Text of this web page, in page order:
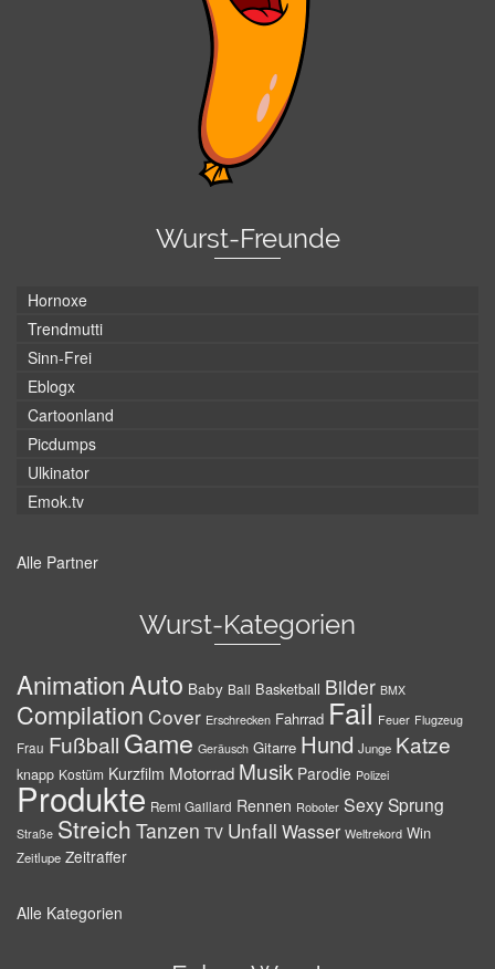
Wurst-Freunde
Hornoxe
Trendmutti
Sinn-Frei
Eblogx
Cartoonland
Picdumps
Ulkinator
Emok.tv
Alle Partner
Wurst-Kategorien
AnimationAuto Baby Ball Basketball Bilder BMX
Compilation Cover Erschrecken Fahrrad Fail Feuer Flugzeug
Frau Fußball Game Geräusch Gitarre Hund Junge Katze
knapp Kostüm Kurzfilm Motorrad Musik Parodie Polizei
Produkte Remi Gaillard Rennen Roboter SexySprung
Straße Streich Tanzen TV Unfall Wasser Weltrekord Win
Zeitlupe Zeitraffer
Alle Kategorien